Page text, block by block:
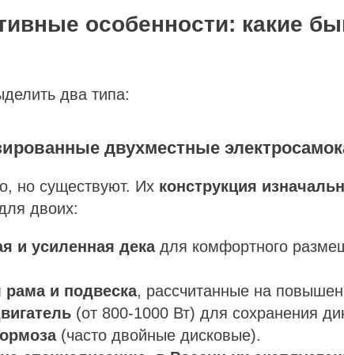
особенности: какие
два типа:
двухместные
но существуют. Их конструкция
двоих:
и усиленная декадля комфортного
рама и подвеска, рассчитанные на
(от 800-1000 Вт) для сохранения
(часто двойные дисковые).